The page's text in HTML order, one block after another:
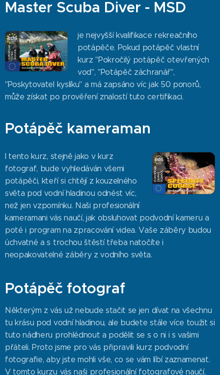
Master Scuba Diver - MSD
je nejvyšší kvalifikace rekreačního
potápěče. Pokud potápěč vlastní
kurz "Pokročilý potápěč otevřených
vod", "Potápěč záchranář",
"Poskytovatel kyslíku" a má zapsáno víc jak 50 ponorů,
může získat po prověření znalostí tuto certifikaci.
Potápěč kameraman
I tento kurz, stejně jako v kurz
fotograf, bude vyhledáván všemi
potápěči, kteří si chtějí z kouzelného
světa pod vodní hladinou odnést víc,
než jen vzpomínku. Naši profesionální
kameramani vás naučí, jak obsluhovat podvodní kameru a
poté i program na zpracování videa. Vaše záběry budou
úchvatné a s trochou štěstí třeba natočíte i
neopakovatelné záběry z vodního světa.
Potápěč fotograf
Některým z vás už nebude stačit se jen dívat na všechnu
tu krásu pod vodní hladinou, ale budete stále více toužit si
tuto nádheru prohlédnout a podělit se s o ni i s vašimi
přáteli. Proto jsme pro vás připravili kurz podvodní
fotografie, aby jste mohli vše, co se vám líbí zaznamenat.
V tomto kurzu vás naši profesionální fotografové naučí,